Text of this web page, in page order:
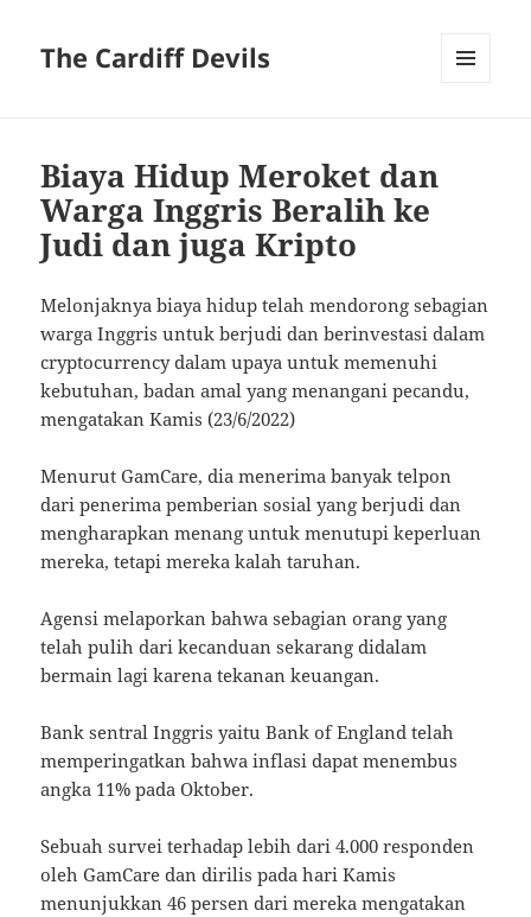
The Cardiff Devils
Biaya Hidup Meroket dan
Warga Inggris Beralih ke
Judi dan juga Kripto
Melonjaknya biaya hidup telah mendorong sebagian
warga Inggris untuk berjudi dan berinvestasi dalam
cryptocurrency dalam upaya untuk memenuhi
kebutuhan, badan amal yang menangani pecandu,
mengatakan Kamis (23/6/2022)
Menurut GamCare, dia menerima banyak telpon
dari penerima pemberian sosial yang berjudi dan
mengharapkan menang untuk menutupi keperluan
mereka, tetapi mereka kalah taruhan.
Agensi melaporkan bahwa sebagian orang yang
telah pulih dari kecanduan sekarang didalam
bermain lagi karena tekanan keuangan.
Bank sentral Inggris yaitu Bank of England telah
memperingatkan bahwa inflasi dapat menembus
angka 11% pada Oktober.
Sebuah survei terhadap lebih dari 4.000 responden
oleh GamCare dan dirilis pada hari Kamis
menunjukkan 46 persen dari mereka mengatakan